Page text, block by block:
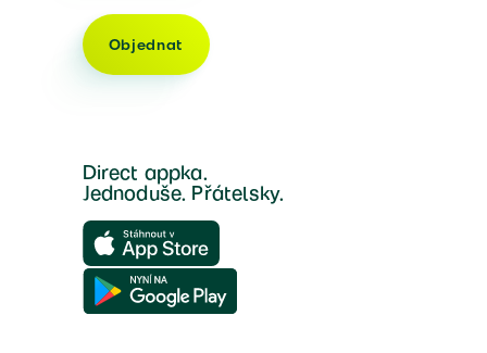
Objednat
Direct appka.
Jednoduše. Přátelsky.